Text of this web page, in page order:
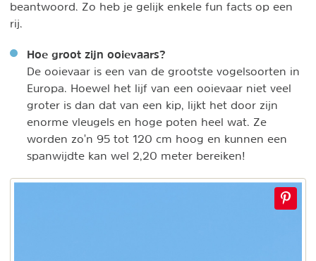
beantwoord. Zo heb je gelijk enkele fun facts op een
rij.
Hoe groot zijn ooievaars?
De ooievaar is een van de grootste vogelsoorten in
Europa. Hoewel het lijf van een ooievaar niet veel
groter is dan dat van een kip, lijkt het door zijn
enorme vleugels en hoge poten heel wat. Ze
worden zo'n 95 tot 120 cm hoog en kunnen een
spanwijdte kan wel 2,20 meter bereiken!